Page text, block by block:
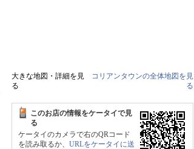
大きな地図・詳細を見
る
コリアンタウンの全体地図を見
る
このお店の情報をケータイで見
る
ケータイのカメラで右のQRコード
を読み取るか、 URLをケータイに送